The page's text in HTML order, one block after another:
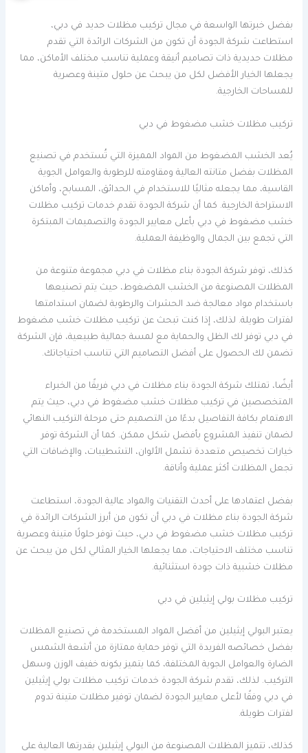
بفضل خبرتها الواسعة في مجال تركيب مظلات حديد في دبي،
استطاعت شركة الجودة أن تكون من الشركات الرائدة التي تقدم
مظلات حديدية ذات تصاميم أنيقة وعملية تناسب مختلف الأماكن، مما
يجعلها الخيار الأفضل لكل من يبحث عن حلول متينة وعصرية
للمساحات الخارجية.
تركيب مظلات خشب مضغوط في دبي
يُعد الخشب المضغوط من المواد المميزة التي تُستخدم في تصنيع
المظلات بفضل متانته العالية ومقاومته للرطوبة والعوامل الجوية
القاسية، مما يجعله مثاليًا للاستخدام في الحدائق، المسابح، وأماكن
الاستراحة الخارجية. كما أن شركة الجودة تقدم خدمات تركيب مظلات
خشب مضغوط في دبي بأعلى معايير الجودة والتصميمات المبتكرة
التي تجمع بين الجمال والوظيفة العملية.
كذلك، توفر شركة الجودة بناء مظلات في دبي مجموعة متنوعة من
المظلات المصنوعة من الخشب المضغوط، حيث يتم تصنيعها
باستخدام مواد معالجة ضد الحشرات والرطوبة لضمان استدامتها
لفترات طويلة. لذلك، إذا كنت تبحث عن تركيب مظلات خشب مضغوط
في دبي توفر لك الظل والحماية مع لمسة جمالية طبيعية، فإن الشركة
تضمن لك الحصول على أفضل التصاميم التي تناسب احتياجاتك.
أيضًا، تمتلك شركة الجودة بناء مظلات في دبي فريقًا من الخبراء
المتخصصين في تركيب مظلات خشب مضغوط في دبي، حيث يتم
الاهتمام بكافة التفاصيل بدءًا من التصميم حتى مرحلة التركيب النهائي
لضمان تنفيذ المشروع بأفضل شكل ممكن. كما أن الشركة توفر
خيارات تخصيص متعددة تشمل الألوان، التشطيبات، والإضافات التي
تجعل المظلات أكثر عملية وأناقة.
بفضل اعتمادها على أحدث التقنيات والمواد عالية الجودة، استطاعت
شركة الجودة بناء مظلات في دبي أن تكون من أبرز الشركات الرائدة في
تركيب مظلات خشب مضغوط في دبي، حيث توفر حلولًا متينة وعصرية
تناسب مختلف الاحتياجات، مما يجعلها الخيار المثالي لكل من يبحث عن
مظلات خشبية ذات جودة استثنائية.
تركيب مظلات بولي إيثيلين في دبي
يعتبر البولي إيثيلين من أفضل المواد المستخدمة في تصنيع المظلات
بفضل خصائصه الفريدة التي توفر حماية ممتازة من أشعة الشمس
الضارة والعوامل الجوية المختلفة، كما يتميز بكونه خفيف الوزن وسهل
التركيب. لذلك، تقدم شركة الجودة خدمات تركيب مظلات بولي إيثيلين
في دبي وفقًا لأعلى معايير الجودة لضمان توفير مظلات متينة تدوم
لفترات طويلة.
كذلك، تتميز المظلات المصنوعة من البولي إيثيلين بقدرتها العالية على